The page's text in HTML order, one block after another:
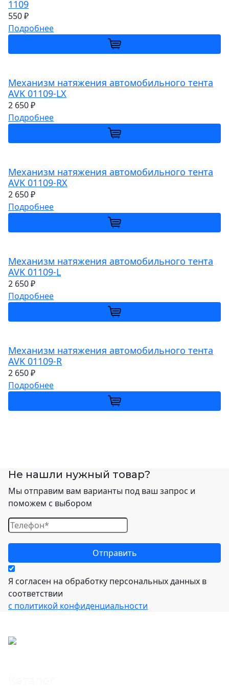
1109
550 ₽
Подробнее
Механизм натяжения автомобильного тента
AVK 01109-LX
2 650 ₽
Подробнее
Механизм натяжения автомобильного тента
AVK 01109-RХ
2 650 ₽
Подробнее
Механизм натяжения автомобильного тента
AVK 01109-L
2 650 ₽
Подробнее
Механизм натяжения автомобильного тента
AVK 01109-R
2 650 ₽
Подробнее
Не нашли нужный товар?
Мы отправим вам варианты под ваш запрос и
поможем с выбором
Я согласен на обработку персональных данных в
соответствии
с политикой конфиденциальности